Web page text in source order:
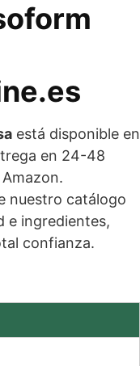
está disponible en
en 24-48
nuestro catálogo
e ingredientes,
confianza.